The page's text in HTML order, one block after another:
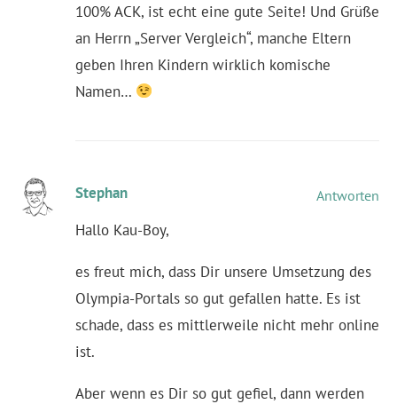
100% ACK, ist echt eine gute Seite! Und Grüße
an Herrn „Server Vergleich“, manche Eltern
geben Ihren Kindern wirklich komische
Namen…
Stephan Antworten
Hallo Kau-Boy,
es freut mich, dass Dir unsere Umsetzung des
Olympia-Portals so gut gefallen hatte. Es ist
schade, dass es mittlerweile nicht mehr online
ist.
Aber wenn es Dir so gut gefiel, dann werden